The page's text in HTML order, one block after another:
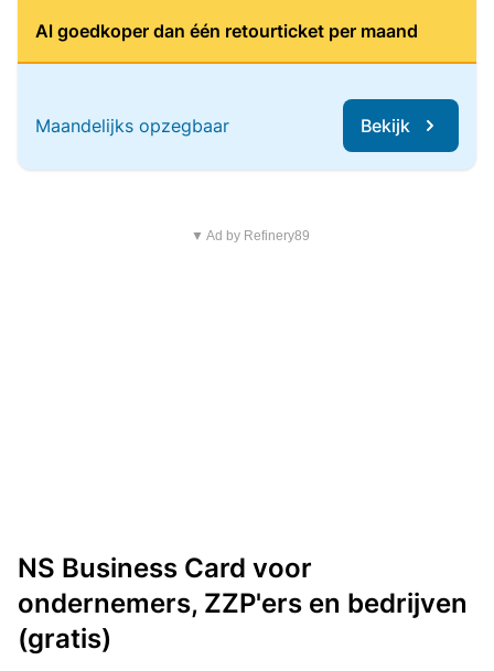
Al goedkoper dan één retourticket per maand
Maandelijks opzegbaar Bekijk
▼ Ad by Refinery89
NS Business Card voor
ondernemers, ZZP'ers en bedrijven
(gratis)